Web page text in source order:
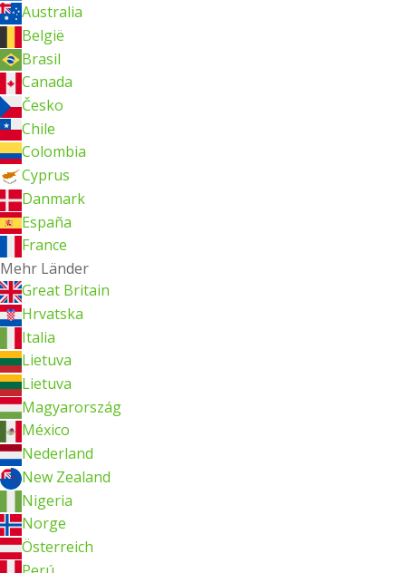
Australia
België
Brasil
Canada
Česko
Chile
Colombia
Cyprus
Danmark
España
France
Mehr Länder
Great Britain
Hrvatska
Italia
Lietuva
Lietuva
Magyarország
México
Nederland
New Zealand
Nigeria
Norge
Österreich